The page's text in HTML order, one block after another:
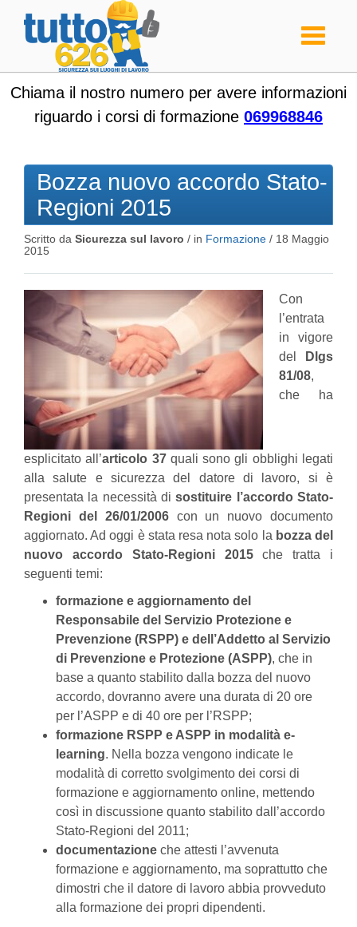
Toggle
Chiama il nostro numero per avere informazioni
riguardo i corsi di formazione 069968846
Bozza nuovo accordo Stato-
Regioni 2015
Scritto da Sicurezza sul lavoro / in Formazione / 18 Maggio
2015
Con
l’entrata
in vigore
del
Dlgs
81/08,
che ha
esplicitato all’articolo 37quali sono gli obblighi legati
alla salute e sicurezza del datore di lavoro, si è
presentata la necessità disostituire l’accordo Stato-
Regioni del 26/01/2006con un nuovo documento
aggiornato. Ad oggi è stata resa nota solo la bozza del
nuovo accordo Stato-Regioni 2015che tratta i
seguenti temi:
formazione e aggiornamento del
Responsabile del Servizio Protezione e
Prevenzione (RSPP) e dell’Addetto al Servizio
di Prevenzione e Protezione (ASPP), che in
base a quanto stabilito dalla bozza del nuovo
accordo, dovranno avere una durata di 20 ore
per l’ASPP e di 40 ore per l’RSPP;
formazione RSPP e ASPP in modalità e-
learning. Nella bozza vengono indicate le
modalità di corretto svolgimento dei corsi di
formazione e aggiornamento online, mettendo
così in discussione quanto stabilito dall’accordo
Stato-Regioni del 2011;
documentazione che attesti l’avvenuta
formazione e aggiornamento, ma soprattutto che
dimostri che il datore di lavoro abbia provveduto
alla formazione dei propri dipendenti.